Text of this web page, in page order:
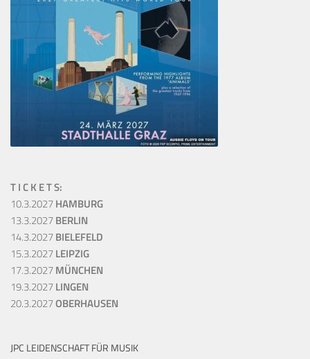
T I C K E T S:
10.3.2027HAMBURG
13.3.2027BERLIN
14.3.2027BIELEFELD
15.3.2027LEIPZIG
17.3.2027MÜNCHEN
19.3.2027LINGEN
20.3.2027OBERHAUSEN
JPC LEIDENSCHAFT FÜR MUSIK